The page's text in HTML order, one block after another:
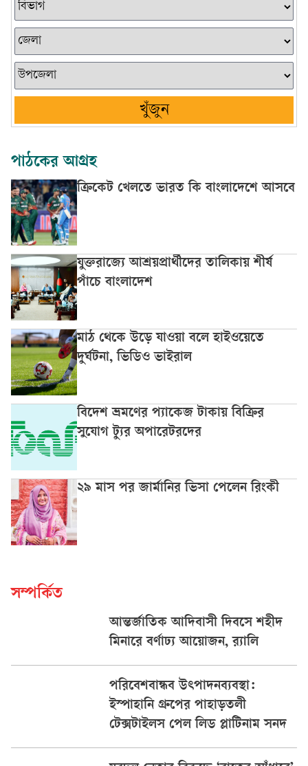
খুঁজুন
পাঠকের আগ্রহ
ক্রিকেট খেলতে ভারত কি বাংলাদেশে আসবে
যুক্তরাজ্যে আশ্রয়প্রার্থীদের তালিকায় শীর্ষ
পাঁচে বাংলাদেশ
মাঠ থেকে উড়ে যাওয়া বলে হাইওয়েতে
দুর্ঘটনা, ভিডিও ভাইরাল
বিদেশ ভ্রমণের প্যাকেজ টাকায় বিক্রির
সুযোগ ট্যুর অপারেটরদের
২৯ মাস পর জার্মানির ভিসা পেলেন রিংকী
সম্পর্কিত
আন্তর্জাতিক আদিবাসী দিবসে শহীদ
মিনারে বর্ণাঢ্য আয়োজন, র‍্যালি
পরিবেশবান্ধব উৎপাদনব্যবস্থা:
ইস্পাহানি গ্রুপের পাহাড়তলী
টেক্সটাইলস পেল লিড প্লাটিনাম সনদ